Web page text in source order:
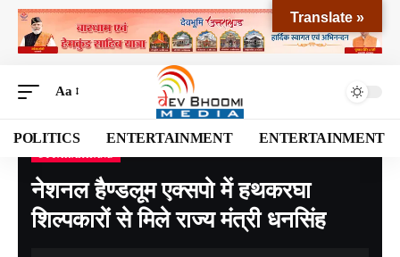
Aa
POLITICS ENTERTAINMENT ENTERTAINMENT
Devbhoomi Media>Blog>NATIONAL>UTTARAKHAND>नेशनल हैण्डलूम एक्सपो में हथकरघा शिल्पकारों से मिले राज्य मंत्री धनसिंह
नेशनल हैण्डलूम एक्सपो में हथकरघा
शिल्पकारों से मिले राज्य मंत्री धनसिंह
Translate »